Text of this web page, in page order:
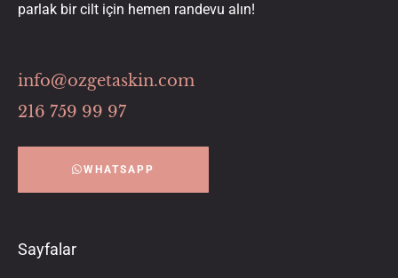
parlak bir cilt için hemen randevu alın!
info@ozgetaskin.com
216 759 99 97
WHATSAPP
Sayfalar